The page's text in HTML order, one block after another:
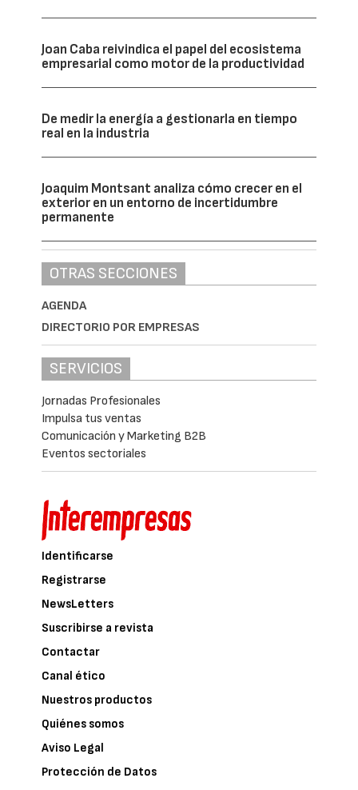
Joan Caba reivindica el papel del ecosistema
empresarial como motor de la productividad
De medir la energía a gestionarla en tiempo
real en la industria
Joaquim Montsant analiza cómo crecer en el
exterior en un entorno de incertidumbre
permanente
OTRAS SECCIONES
AGENDA
DIRECTORIO POR EMPRESAS
SERVICIOS
Jornadas Profesionales
Impulsa tus ventas
Comunicación y Marketing B2B
Eventos sectoriales
Identificarse
Registrarse
NewsLetters
Suscribirse a revista
Contactar
Canal ético
Nuestros productos
Quiénes somos
Aviso Legal
Protección de Datos